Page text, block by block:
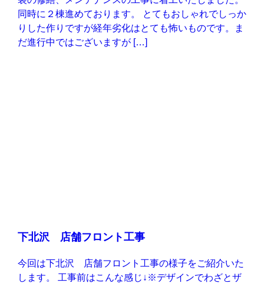
同時に２棟進めております。 とてもおしゃれでしっか
りした作りですが経年劣化はとても怖いものです。ま
だ進行中ではございますが […]
下北沢 店舗フロント工事
今回は下北沢 店舗フロント工事の様子をご紹介いた
します。 工事前はこんな感じ↓※デザインでわざとザ